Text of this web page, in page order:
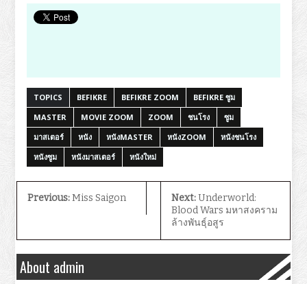
TOPICS BEFIKRE BEFIKRE ZOOM
BEFIKRE ซูม
MASTER
MOVIE ZOOM ZOOM ชนโรง
ซูม
มาสเตอร์
หนัง หนังMASTER หนังZOOM
หนังชนโรง
หนังซูม
หนังมาสเตอร์ หนังใหม่
Previous:Miss Saigon Next:Underworld:
Blood Wars มหาสงคราม
ล้างพันธุ์อสูร
About admin